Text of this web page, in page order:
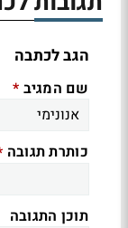
הגב לכתבה
שם המגיב *
כותרת תגובה
תוכן התגובה